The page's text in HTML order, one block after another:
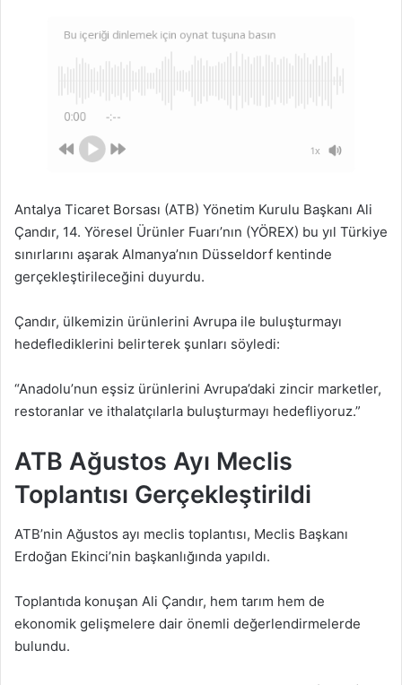
-:--
Antalya Ticaret Borsası (ATB) Yönetim Kurulu Başkanı Ali
Çandır, 14. Yöresel Ürünler Fuarı’nın (YÖREX) bu yıl Türkiye
sınırlarını aşarak Almanya’nın Düsseldorf kentinde
gerçekleştirileceğini duyurdu.
Çandır, ülkemizin ürünlerini Avrupa ile buluşturmayı
hedeflediklerini belirterek şunları söyledi:
“Anadolu’nun eşsiz ürünlerini Avrupa’daki zincir marketler,
restoranlar ve ithalatçılarla buluşturmayı hedefliyoruz.”
ATB Ağustos Ayı Meclis
Toplantısı Gerçekleştirildi
ATB’nin Ağustos ayı meclis toplantısı, Meclis Başkanı
Erdoğan Ekinci’nin başkanlığında yapıldı.
Toplantıda konuşan Ali Çandır, hem tarım hem de
ekonomik gelişmelere dair önemli değerlendirmelerde
bulundu.